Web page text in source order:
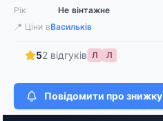
Рік
Не вінтажне
📍 Ціни вВасильків
52 відгуків Л Л
Повідомити про знижку